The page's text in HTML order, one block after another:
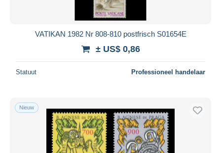
VATIKAN 1982 Nr 808-810 postfrisch S01654E
± US$ 0,86
Statuut Professioneel handelaar
Nieuw